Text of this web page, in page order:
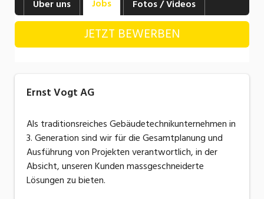
Industrie, Maschinenbau, Anlagenbau,
Produktion
Informatik, Telekommunikation
Körperpflege, Wellness
Marketing, Kommunikation, Medien, Druck
Mechanik, Elektronik, Optik, Textil (Fertigung)
Medizin, Gesundheitswesen, Pflege
Über uns Jobs Fotos / Videos
JETZT BEWERBEN
Ernst Vogt AG
Als traditionsreiches Gebäudetechnikunternehmen in
3. Generation sind wir für die Gesamtplanung und
Ausführung von Projekten verantwortlich, in der
Absicht, unseren Kunden massgeschneiderte
Lösungen zu bieten.